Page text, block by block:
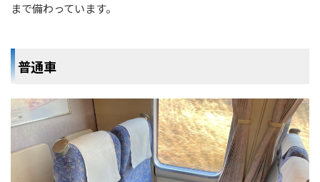
まで備わっています。
普通車